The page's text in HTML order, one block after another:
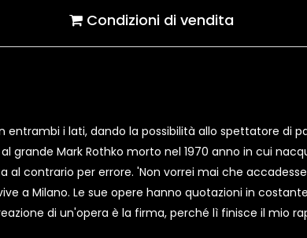
Condizioni di vendita
i lati, dando la possibilità allo spettatore di
grande Mark Rothko morto nel 1970 anno in cui
al contrario per errore. 'Non vorrei mai che
a Milano. Le sue opere hanno quotazioni in
di un'opera è la firma, perché lì finisce il mio